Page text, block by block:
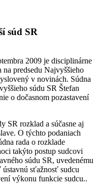
súd SR
2009 je disciplinárne
na predsedu Najvyššieho
v novinách. Súdna
súdu SR Štefan
o dočasnom pozastavení
SR rozklad a súčasne aj
O týchto podaniach
rada o rozklade
takýto postup sudcovi
súdu SR, uvedenému
sťažnosť sudcu
výkonu funkcie sudcu..